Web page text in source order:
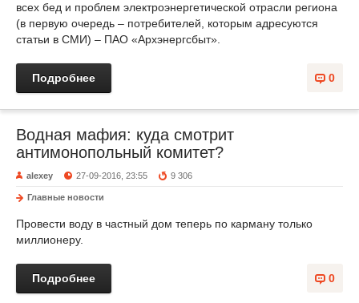
всех бед и проблем электроэнергетической отрасли региона
(в первую очередь – потребителей, которым адресуются
статьи в СМИ) – ПАО «Архэнергсбыт».
0
Подробнее
Водная мафия: куда смотрит
антимонопольный комитет?
alexey 27-09-2016, 23:55 9 306
Главные новости
Провести воду в частный дом теперь по карману только
миллионеру.
0
Подробнее